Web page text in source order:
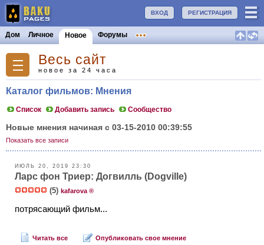
РЕГИСТРАЦИЯ
ВХОД
Дом Личное Новое Форумы
Весь сайт
новое за 24 часа
Каталог фильмов: Мнения
Список Добавить запись Сообщество
Новые мнения начиная с 03-15-2010 00:39:55
Показать все записи
ИЮЛЬ 20, 2019 23:30
Ларс фон Триер: Догвилль (Dogville)
(5) kafarova ®
потрясающий фильм...
Читать все Опубликовать свое мнение